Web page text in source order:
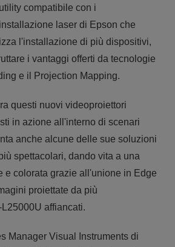
compatibile con i
laser di Epson che
l'installazione di più dispositivi,
i vantaggi offerti da tecnologie
e il Projection Mapping.
questi nuovi videoproiettori
in azione all'interno di scenari
anche alcune delle sue soluzioni
spettacolari, dando vita a una
e colorata grazie all'unione in Edge
proiettate da più
affiancati.
Manager Visual Instruments di